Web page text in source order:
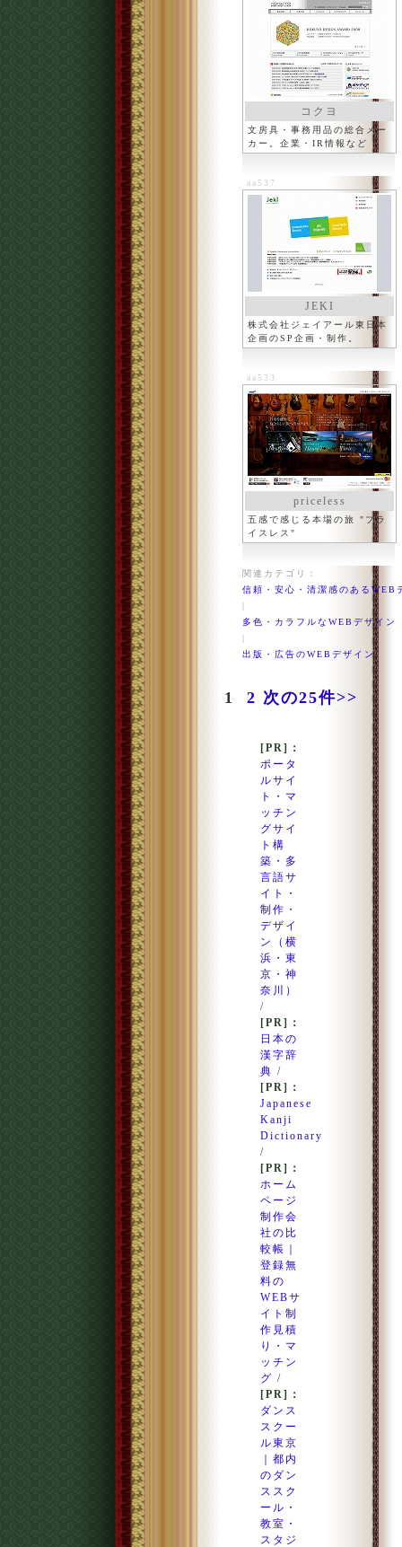
コクヨ
文房具・事務用品の総合メー
カー。企業・IR情報など
aa537
JEKI
株式会社ジェイアール東日本
企画のSP企画・制作。
aa533
priceless
五感で感じる本場の旅 "プラ
イスレス"
関連カテゴリ：
信頼・安心・清潔感のあるWEB
|
多色・カラフルなWEBデザイン
|
出版・広告のWEBデザイン
1 2 次の25件>>
[PR]：
ポータ
ルサイ
ト・マ
ッチン
グサイ
ト構
築・多
言語サ
イト・
制作・
デザイ
ン（横
浜・東
京・神
奈川）
/
[PR]：
日本の
漢字辞
典 /
[PR]：
Japanese
Kanji
Dictionary
/
[PR]：
ホーム
ページ
制作会
社の比
較帳｜
登録無
料の
WEBサ
イト制
作見積
り・マ
ッチン
グ /
[PR]：
ダンス
スクー
ル東京
｜都内
のダン
ススク
ール・
教室・
スタジ